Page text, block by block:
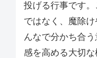
投げる行事です
ではなく、魔除
んなで分かち合
感を高める大切な